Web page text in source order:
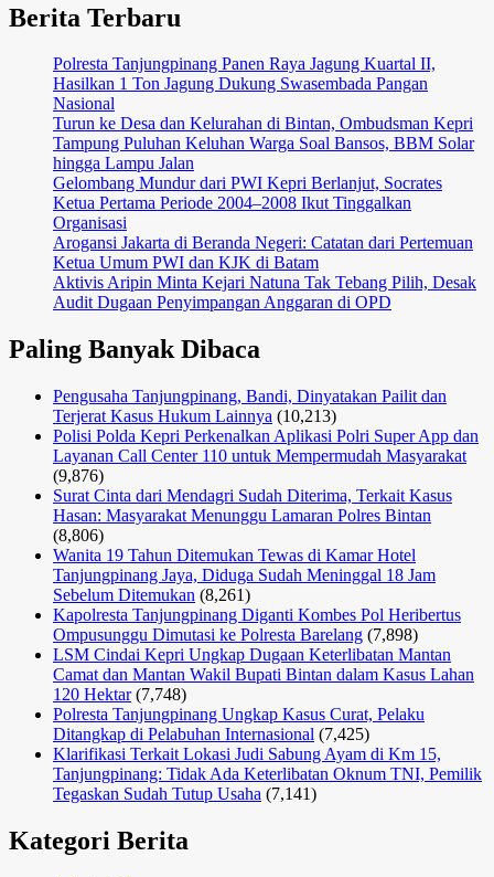
Bank
Merah
di
Tanjungpinang,
Kerugian
Negara
Rp4,07
Miliar
Berita Terbaru
Polresta Tanjungpinang Panen Raya Jagung Kuartal II,
Hasilkan 1 Ton Jagung Dukung Swasembada Pangan
Nasional
Turun ke Desa dan Kelurahan di Bintan, Ombudsman Kepri
Tampung Puluhan Keluhan Warga Soal Bansos, BBM Solar
hingga Lampu Jalan
Gelombang Mundur dari PWI Kepri Berlanjut, Socrates
Ketua Pertama Periode 2004–2008 Ikut Tinggalkan
Organisasi
Arogansi Jakarta di Beranda Negeri: Catatan dari Pertemuan
Ketua Umum PWI dan KJK di Batam
Aktivis Aripin Minta Kejari Natuna Tak Tebang Pilih, Desak
Audit Dugaan Penyimpangan Anggaran di OPD
Paling Banyak Dibaca
Pengusaha Tanjungpinang, Bandi, Dinyatakan Pailit dan
Terjerat Kasus Hukum Lainnya (10,213)
Polisi Polda Kepri Perkenalkan Aplikasi Polri Super App dan
Layanan Call Center 110 untuk Mempermudah Masyarakat
(9,876)
Surat Cinta dari Mendagri Sudah Diterima, Terkait Kasus
Hasan: Masyarakat Menunggu Lamaran Polres Bintan
(8,806)
Wanita 19 Tahun Ditemukan Tewas di Kamar Hotel
Tanjungpinang Jaya, Diduga Sudah Meninggal 18 Jam
Sebelum Ditemukan (8,261)
Kapolresta Tanjungpinang Diganti Kombes Pol Heribertus
Ompusunggu Dimutasi ke Polresta Barelang (7,898)
LSM Cindai Kepri Ungkap Dugaan Keterlibatan Mantan
Camat dan Mantan Wakil Bupati Bintan dalam Kasus Lahan
120 Hektar (7,748)
Polresta Tanjungpinang Ungkap Kasus Curat, Pelaku
Ditangkap di Pelabuhan Internasional (7,425)
Klarifikasi Terkait Lokasi Judi Sabung Ayam di Km 15,
Tanjungpinang: Tidak Ada Keterlibatan Oknum TNI, Pemilik
Tegaskan Sudah Tutup Usaha (7,141)
Kategori Berita